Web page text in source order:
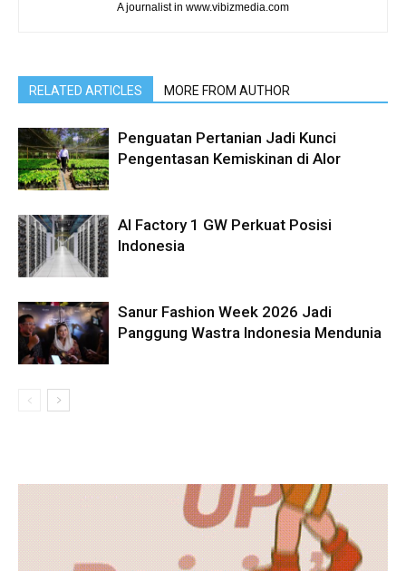
A journalist in www.vibizmedia.com
RELATED ARTICLES MORE FROM AUTHOR
Penguatan Pertanian Jadi Kunci
Pengentasan Kemiskinan di Alor
AI Factory 1 GW Perkuat Posisi
Indonesia
Sanur Fashion Week 2026 Jadi
Panggung Wastra Indonesia Mendunia